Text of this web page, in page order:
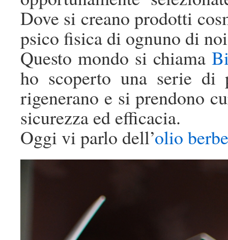
Dove si creano prodotti
psico fisica di ognuno di
Questo mondo si chiama
ho scoperto una serie di
rigenerano e si prendono
sicurezza ed efficacia.
Oggi vi parlo dell’olio